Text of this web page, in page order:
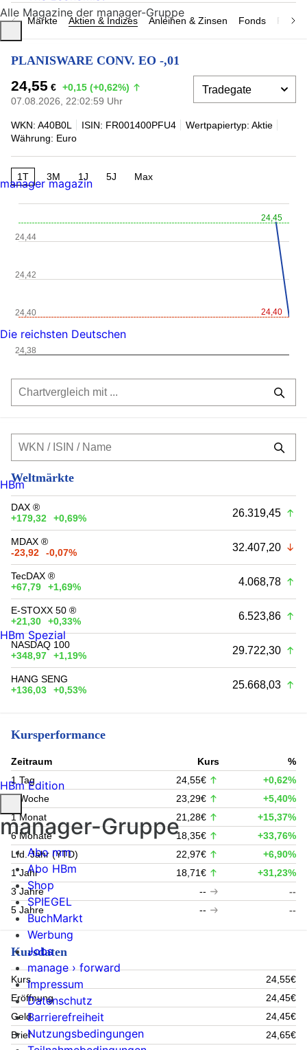
Märkte Aktien & Indizes Anleihen & Zinsen Fonds
PLANISWARE CONV. EO -,01
24,55 € +0,15 (+0,62%)
07.08.2026, 22:02:59 Uhr
WKN: A40B0L ISIN: FR001400PFU4
Wertpapiertyp: Aktie
Währung: Euro
1T 3M 1J 5J Max
24,45
24,40
24,38
24,40
24,42
24,44
Weltmärkte
DAX ®
+179,32
+0,69% 26.319,45
MDAX ®
-23,92
-0,07% 32.407,20
TecDAX ®
+67,79
+1,69% 4.068,78
E-STOXX 50 ®
+21,30
+0,33% 6.523,86
NASDAQ 100
+348,97
+1,19% 29.722,30
HANG SENG
+136,03
+0,53% 25.668,03
Kursperformance
Zeitraum Kurs
%
1 Tag
24,55€
+0,62%
1 Woche
23,29€
+5,40%
1 Monat
21,28€
+15,37%
6 Monate
18,35€
+33,76%
Lfd. Jahr (YTD)
22,97€
+6,90%
1 Jahr
18,71€
+31,23%
3 Jahre
--
--
5 Jahre
-- --
Kursdaten
Kurs
24,55€
Eröffnung
24,45€
Geld
24,45€
Brief
24,65€
Alle Magazine der manager-Gruppe
manager magazin
Die reichsten Deutschen
HBm
HBm Spezial
HBm Edition
manager-Gruppe
Abo mm
Abo HBm
Shop
SPIEGEL
BuchMarkt
Werbung
Jobs
manage › forward
Impressum
Datenschutz
Barrierefreiheit
Nutzungsbedingungen